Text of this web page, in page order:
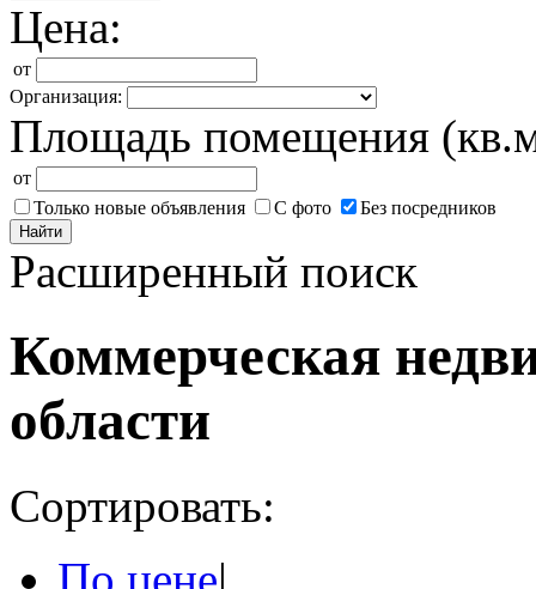
Цена:
от
Организация:
Площадь помещения
от
Только новые объявления
С фото Без посредников
Найти
Расширенный поиск
Коммерческая
области
Сортировать:
По цене|